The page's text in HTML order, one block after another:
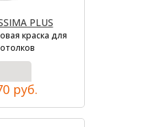
PLUS
краска для
руб.